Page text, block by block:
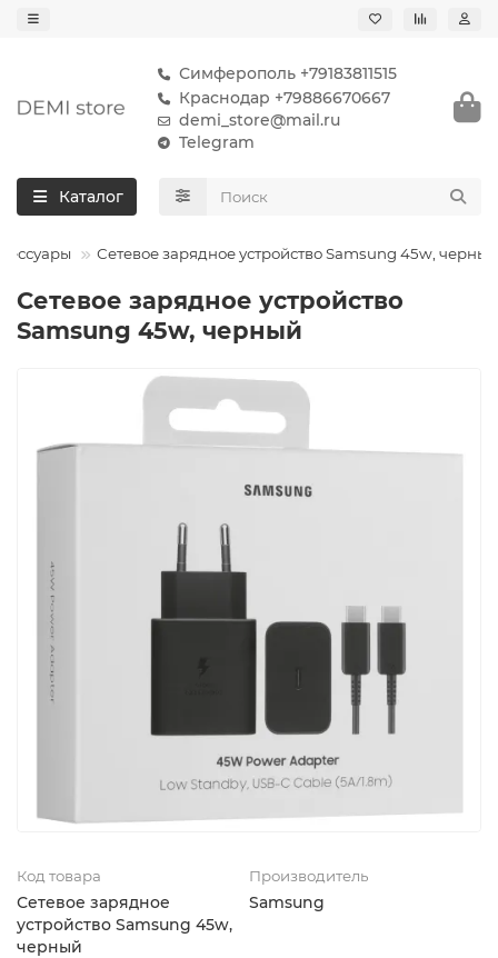
Симферополь +79183811515
Краснодар +79886670667
demi_store@mail.ru
Telegram
Каталог
Сетевое зарядное устройство Samsung 45w, черный
Сетевое зарядное устройство
Samsung 45w, черный
Код товара
Сетевое зарядное
устройство Samsung 45w,
черный
Производитель
Samsung